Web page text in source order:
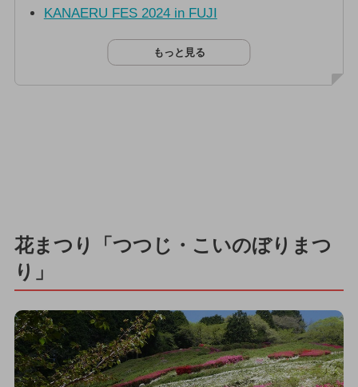
KANAERU FES 2024 in FUJI
もっと見る
花まつり「つつじ・こいのぼりまつ
り」